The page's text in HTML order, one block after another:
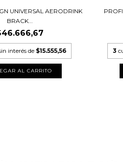
UNIVERSAL AERODRINK
BRACK...
interés de $15.555,56 3